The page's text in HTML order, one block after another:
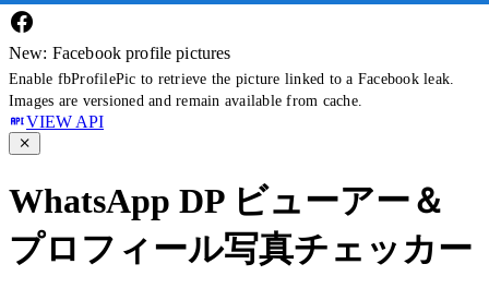
New: Facebook profile pictures
Enable fbProfilePic to retrieve the picture linked to a Facebook leak.
Images are versioned and remain available from cache.
VIEW API
WhatsApp DP ビューアー＆
プロフィール写真チェッカー